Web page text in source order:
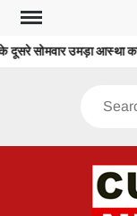
Skip
content
सोमवार उमड़ा आस्था का
Search